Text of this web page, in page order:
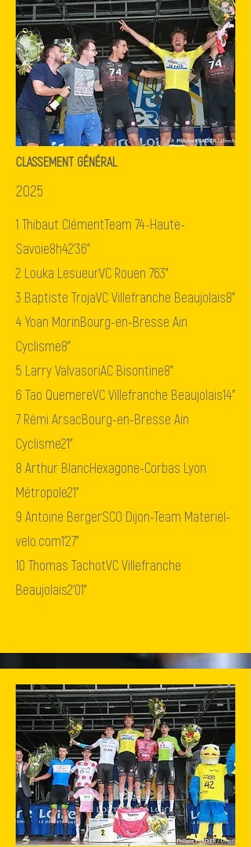
CLASSEMENT GÉNÉRAL
2025
1 Thibaut ClémentTeam 74-Haute-
Savoie8h42'36"
2 Louka LesueurVC Rouen 763"
3 Baptiste TrojaVC Villefranche Beaujolais8"
4Yoan MorinBourg-en-Bresse Ain
Cyclisme8"
5 Larry ValvasoriAC Bisontine8"
6 Tao QuemereVC Villefranche Beaujolais14"
7 Rémi ArsacBourg-en-Bresse Ain
Cyclisme21"
8 Arthur BlancHexagone-Corbas Lyon
Métropole21"
9 Antoine BergerSCO Dijon-Team Materiel-
velo.com1'27"
10 Thomas TachotVC Villefranche
Beaujolais2'01"